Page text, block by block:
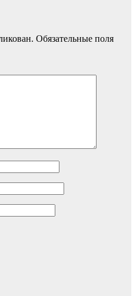
Обязательные поля